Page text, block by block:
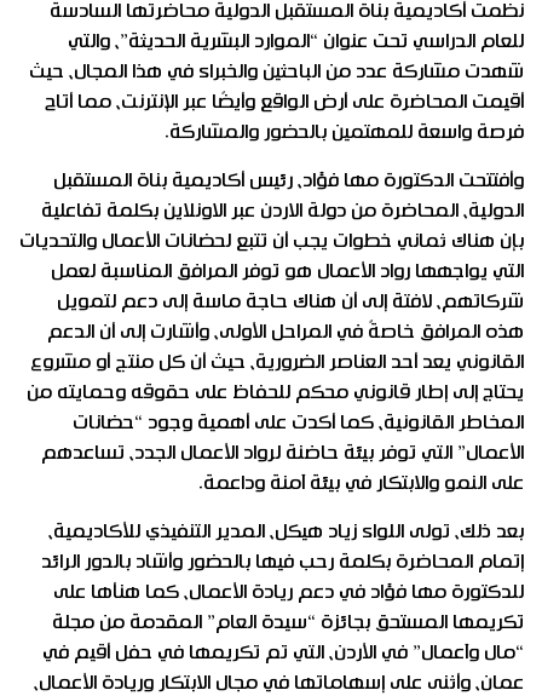
نظمت أكاديمية بناة المستقبل الدولية محاضرتها السادسة
للعام الدراسي تحت عنوان “الموارد البشرية الحديثة”، والتي
شهدت مشاركة عدد من الباحثين والخبراء في هذا المجال، حيث
أقيمت المحاضرة على أرض الواقع وأيضًا عبر الإنترنت، مما أتاح
فرصة واسعة للمهتمين بالحضور والمشاركة.
وأفتتحت الدكتورة مها فؤاد، رئيس أكاديمية بناة المستقبل
الدولية، المحاضرة من دولة الاردن عبر الاونلاين بكلمة تفاعلية
بإن هناك ثماني خطوات يجب أن تتبع لحضانات الأعمال والتحديات
التي يواجهها رواد الأعمال هو توفر المرافق المناسبة لعمل
شركاتهم، لافتة إلى أن هناك حاجة ماسة إلى دعم لتمويل
هذه المرافق خاصةً في المراحل الأولى، وأشارت إلى أن الدعم
القانوني يعد أحد العناصر الضرورية، حيث أن كل منتج أو مشروع
يحتاج إلى إطار قانوني محكم للحفاظ على حقوقه وحمايته من
المخاطر القانونية، كما أكدت على أهمية وجود “حضانات
الأعمال” التي توفر بيئة حاضنة لرواد الأعمال الجدد، تساعدهم
على النمو والابتكار في بيئة آمنة وداعمة.
بعد ذلك، تولى اللواء زياد هيكل، المدير التنفيذي للأكاديمية،
إتمام المحاضرة بكلمة رحب فيها بالحضور وأشاد بالدور الرائد
للدكتورة مها فؤاد في دعم ريادة الأعمال، كما هنأها على
تكريمها المستحق بجائزة “سيدة العام” المقدمة من مجلة
“مال وآعمال” في الأردن، التي تم تكريمها في حفل أقيم في
عمان، وأثنى على إسهاماتها في مجال الابتكار وريادة الأعمال،